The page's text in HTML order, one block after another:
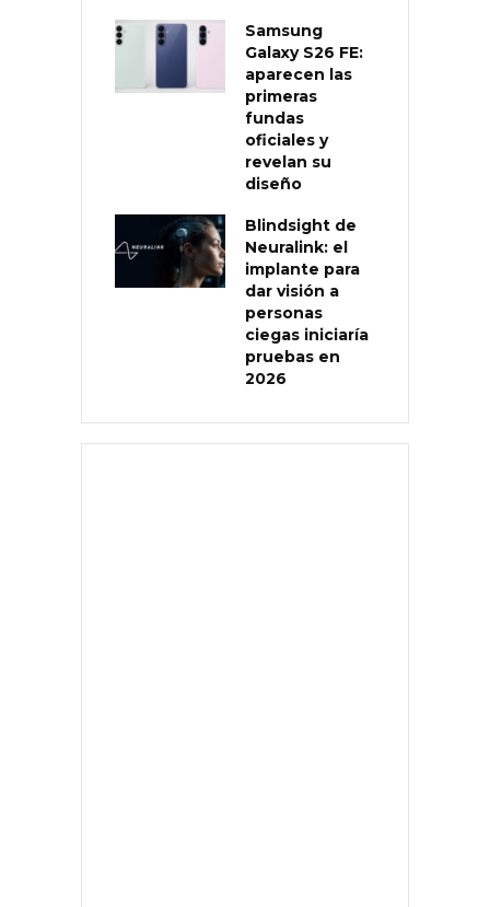
Samsung
Galaxy S26 FE:
aparecen las
primeras
fundas
oficiales y
revelan su
diseño
Blindsight de
Neuralink: el
implante para
dar visión a
personas
ciegas iniciaría
pruebas en
2026